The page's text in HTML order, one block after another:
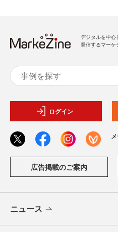
デジタルを中心
発信するマーケ
ログイン
広告掲載のご案内
ニュース